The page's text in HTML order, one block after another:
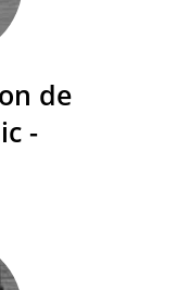
de
-